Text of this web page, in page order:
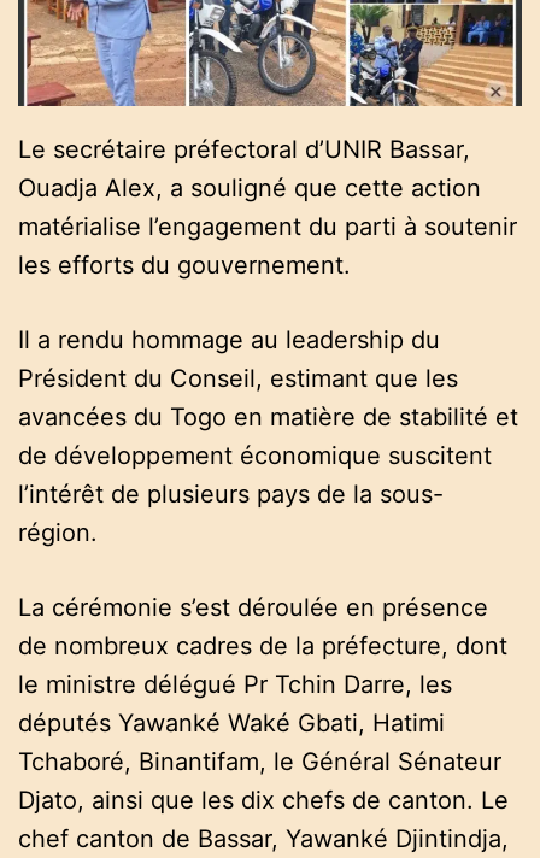
Le secrétaire préfectoral d’UNIR Bassar,
Ouadja Alex, a souligné que cette action
matérialise l’engagement du parti à soutenir
les efforts du gouvernement.
Il a rendu hommage au leadership du
Président du Conseil, estimant que les
avancées du Togo en matière de stabilité et
de développement économique suscitent
l’intérêt de plusieurs pays de la sous-
région.
La cérémonie s’est déroulée en présence
de nombreux cadres de la préfecture, dont
le ministre délégué Pr Tchin Darre, les
députés Yawanké Waké Gbati, Hatimi
Tchaboré, Binantifam, le Général Sénateur
Djato, ainsi que les dix chefs de canton. Le
chef canton de Bassar, Yawanké Djintindja,